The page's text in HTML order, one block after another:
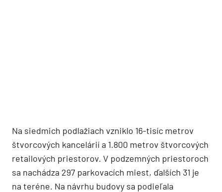
Na siedmich podlažiach vzniklo 16-tisíc metrov
štvorcových kancelárií a 1.800 metrov štvorcových
retailových priestorov. V podzemných priestoroch
sa nachádza 297 parkovacích miest, ďalších 31 je
na teréne. Na návrhu budovy sa podieľala